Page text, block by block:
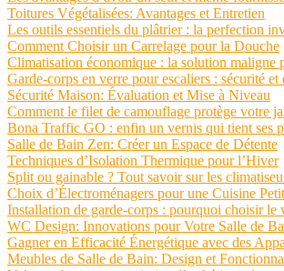
Toitures Végétalisées: Avantages et Entretien
Les outils essentiels du plâtrier : la perfection
Comment Choisir un Carrelage pour la Douche
Climatisation économique : la solution maligne
Garde-corps en verre pour escaliers : sécurité et
Sécurité Maison: Évaluation et Mise à Niveau
Comment le filet de camouflage protège votre
Bona Traffic GO : enfin un vernis qui tient ses
Salle de Bain Zen: Créer un Espace de Détente
Techniques d’Isolation Thermique pour l’Hiver
Split ou gainable ? Tout savoir sur les
Choix d’Électroménagers pour une Cuisine
Installation de garde-corps : pourquoi choisir le
WC Design: Innovations pour Votre Salle de
Gagner en Efficacité Énergétique avec des
Meubles de Salle de Bain: Design et